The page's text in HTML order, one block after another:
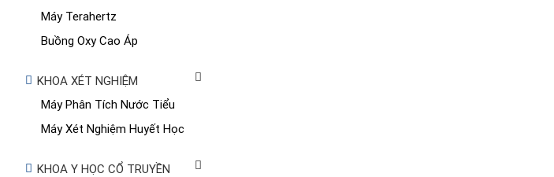
Máy Terahertz
Buồng Oxy Cao Áp
KHOA XÉT NGHIỆM
Máy Phân Tích Nước Tiểu
Máy Xét Nghiệm Huyết Học
KHOA Y HỌC CỔ TRUYỀN